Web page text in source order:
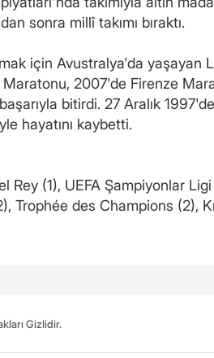
sonra millî takımı bıraktı.
için Avustralya'da yaşayan
2007'de Firenze
bitirdi. 27 Aralık
hayatını kaybetti.
(1), UEFA Şampiyonlar
Trophée des Champions (2),
Gizlidir.